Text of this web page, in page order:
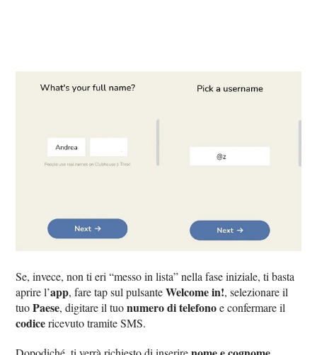
Se, invece, non ti eri “messo in lista” nella fase iniziale, ti basta
aprire l’app, fare tap sul pulsanteWelcome in!, selezionare il
tuoPaese, digitare il tuonumero di telefonoe confermare il
codicericevuto tramite SMS.